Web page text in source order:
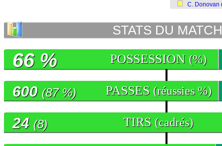
C. Donovan
STATS DU MATCH
POSSESSION (%)
66 %
PASSES (réussies %)
600 (87 %)
TIRS (cadrés)
24 (8)